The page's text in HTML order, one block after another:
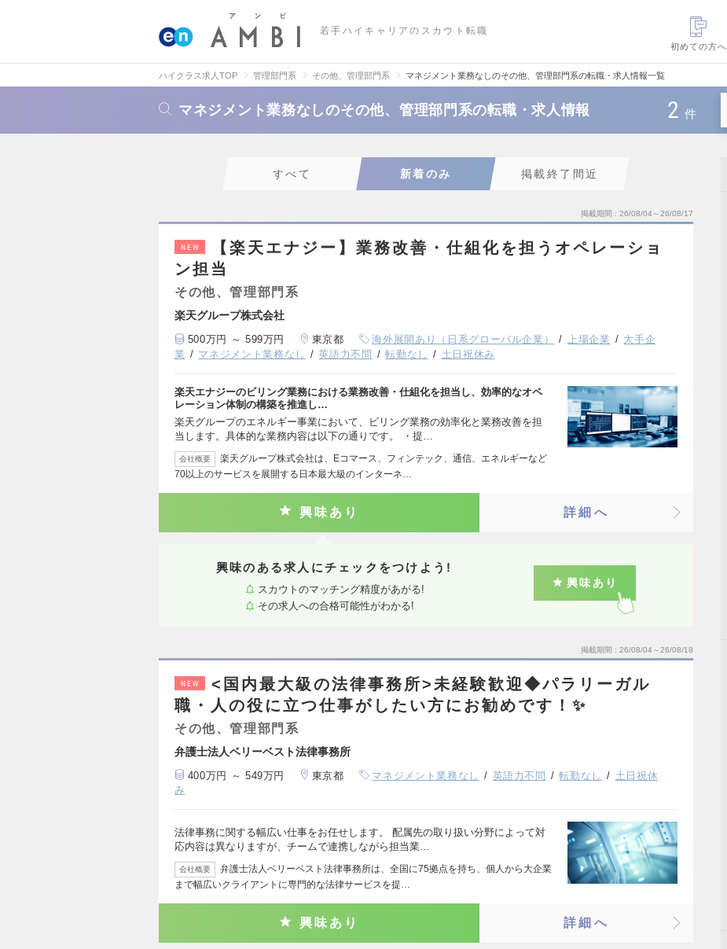
若手ハイキャリアのスカウト転職
初めての方へ
ハイクラス求人TOP 管理部門系 その他、管理部門系 マネジメント業務なしのその他、管理部門系の転職・求人情報一覧
マネジメント業務なしのその他、管理部門系の転職・求人情報 2 件
すべて 新着のみ 掲載終了間近
掲載期間 26/08/04～26/08/17
NEW
【楽天エナジー】業務改善・仕組化を担うオペレーショ
ン担当
その他、管理部門系
楽天グループ株式会社
500万円 ～ 599万円 東京都 海外展開あり（日系グローバル企業） 上場企業
大手企
業
マネジメント業務なし 英語力不問 転勤なし 土日祝休み
楽天エナジーのビリング業務における業務改善・仕組化を担当し、効率的なオペ
レーション体制の構築を推進し…
楽天グループのエネルギー事業において、ビリング業務の効率化と業務改善を担
当します。具体的な業務内容は以下の通りです。 ・提…
会社概要
楽天グループ株式会社は、Eコマース、フィンテック、通信、エネルギーなど
70以上のサービスを展開する日本最大級のインターネ…
興味あり 詳細へ
興味のある求人にチェックをつけよう!
スカウトのマッチング精度があがる!
その求人への合格可能性がわかる!
興味あり
掲載期間 26/08/04～26/08/18
NEW
<国内最大級の法律事務所>未経験歓迎◆パラリーガル
職・人の役に立つ仕事がしたい方にお勧めです！✨
その他、管理部門系
弁護士法人ベリーベスト法律事務所
400万円 ～ 549万円 東京都 マネジメント業務なし 英語力不問 転勤なし
土日祝休
み
法律事務に関する幅広い仕事をお任せします。 配属先の取り扱い分野によって対
応内容は異なりますが、チームで連携しながら担当業…
会社概要
弁護士法人ベリーベスト法律事務所は、全国に75拠点を持ち、個人から大企業
まで幅広いクライアントに専門的な法律サービスを提…
興味あり 詳細へ